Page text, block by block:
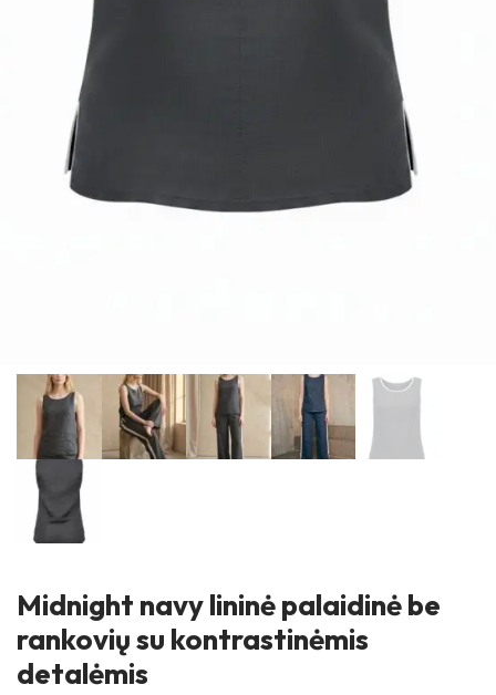
Midnight navy lininė palaidinė be
rankovių su kontrastinėmis
detalėmis